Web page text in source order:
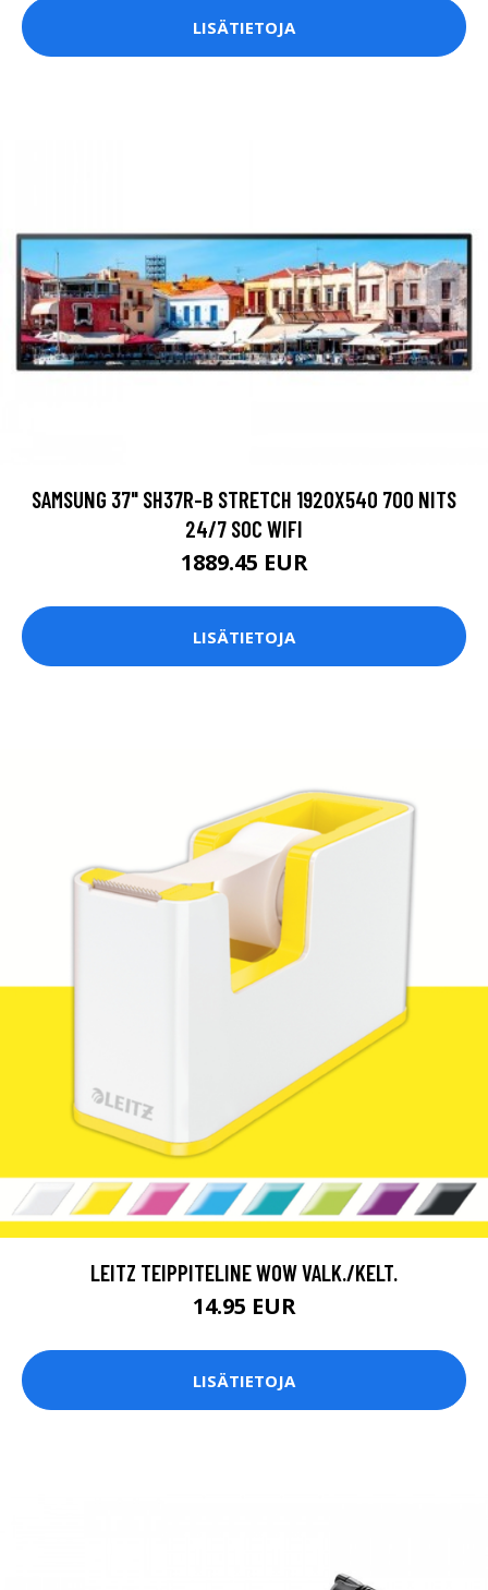
LISÄTIETOJA
SAMSUNG 37" SH37R-B STRETCH 1920X540 700 NITS
24/7 SOC WIFI
1889.45 EUR
LISÄTIETOJA
LEITZ TEIPPITELINE WOW VALK./KELT.
14.95 EUR
LISÄTIETOJA